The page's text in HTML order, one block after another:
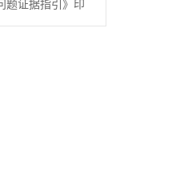
题证据指引》印